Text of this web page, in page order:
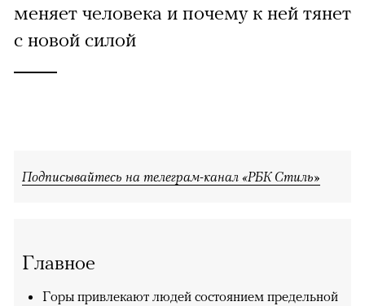
меняет человека и почему к ней тянет
с новой силой
Подписывайтесь на телеграм-канал «РБК Стиль»
Главное
Горы привлекают людей состоянием предельной